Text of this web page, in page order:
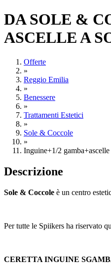
DA SOLE &
ASCELLE A
Offerte
»
Reggio Emilia
»
Benessere
»
Trattamenti Estetici
»
Sole & Coccole
»
Inguine+1/2 gamba+ascelle
Descrizione
Sole & Coccole è un centro
Per tutte le Spiikers ha riservato
CERETTA INGUINE